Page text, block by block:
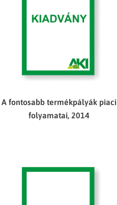
A fontosabb termékpályák piaci
folyamatai, 2014